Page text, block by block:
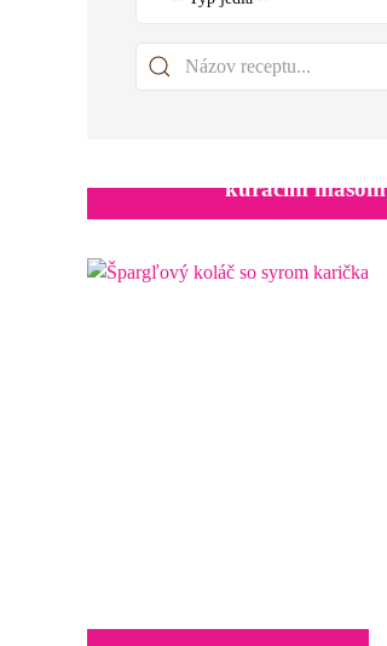
kuracím mäsom